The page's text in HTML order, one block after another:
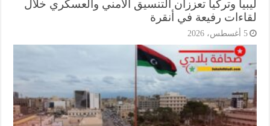
وتركيا تعززان التنسيق الأمني والعسكري خلال
رفيعة في أنقرة